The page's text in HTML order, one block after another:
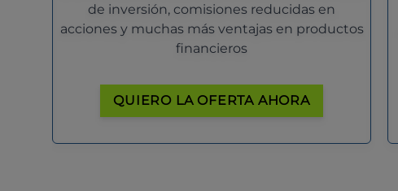
de inversión, comisiones reducidas en
acciones y muchas más ventajas en productos
financieros
QUIERO LA OFERTA AHORA